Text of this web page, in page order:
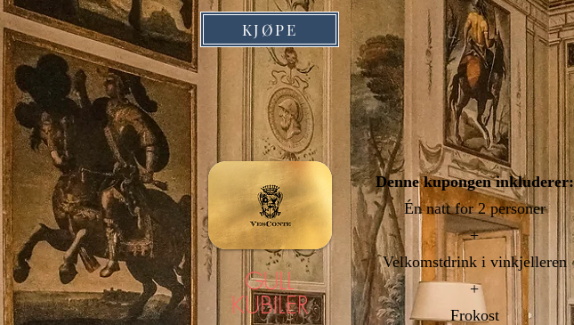
KJØPE
GULL
KUBILER
Denne kupongen inkluderer:
Én nattfor 2 personer
+
Velkomstdrink i vinkjelleren
+
Frokost